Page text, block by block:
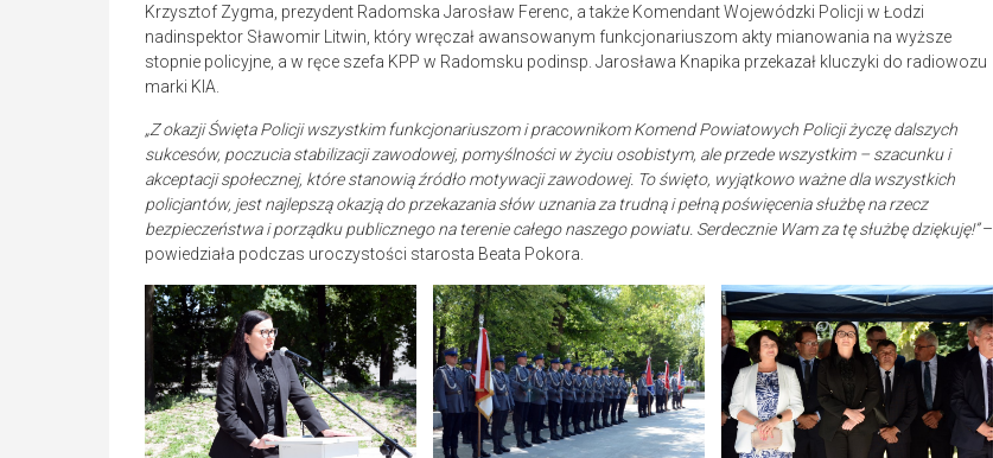
Krzysztof Zygma, prezydent Radomska Jarosław Ferenc, a także Komendant Wojewódzki Policji w Łodzi
nadinspektor Sławomir Litwin, który wręczał awansowanym funkcjonariuszom akty mianowania na wyższe
stopnie policyjne, a w ręce szefa KPP w Radomsku podinsp. Jarosława Knapika przekazał kluczyki do radiowozu
marki KIA.
„Z okazji Święta Policji wszystkim funkcjonariuszom i pracownikom Komend Powiatowych Policji życzę dalszych
sukcesów, poczucia stabilizacji zawodowej, pomyślności w życiu osobistym, ale przede wszystkim – szacunku i
akceptacji społecznej, które stanowią źródło motywacji zawodowej. To święto, wyjątkowo ważne dla wszystkich
policjantów, jest najlepszą okazją do przekazania słów uznania za trudną i pełną poświęcenia służbę na rzecz
bezpieczeństwa i porządku publicznego na terenie całego naszego powiatu. Serdecznie Wam za tę służbę dziękuję!”–
powiedziała podczas uroczystości starosta Beata Pokora.